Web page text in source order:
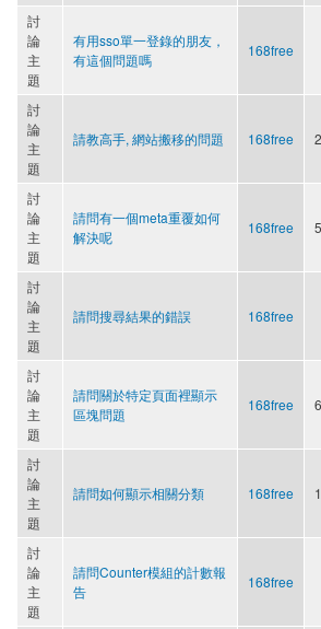
討
論
主
題
有用sso單一登錄的朋友，
有這個問題嗎
168free
討
論
主
題
請教高手, 網站搬移的問題 168free 2
討
論
主
題
請問有一個meta重覆如何
解決呢
168free 5
討
論
主
題
請問搜尋結果的錯誤 168free
討
論
主
題
請問關於特定頁面裡顯示
區塊問題
168free 6
討
論
主
題
請問如何顯示相關分類 168free 1
討
論
主
題
請問Counter模組的計數報
告
168free